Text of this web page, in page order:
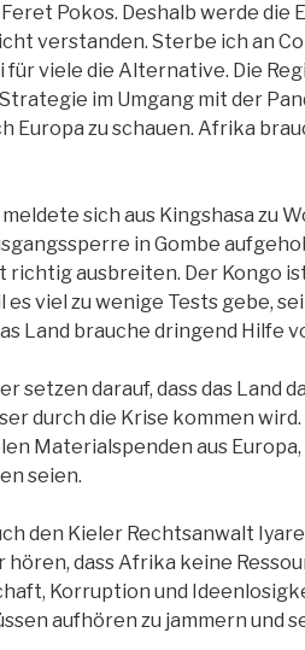
Feret Pokos. Deshalb werde
verstanden. Sterbe ich an
für viele die Alternative. Die
im Umgang mit der
Europa zu schauen. Afrika
sich aus Kingshasa zu
in Gombe
richtig ausbreiten. Der Kongo
viel zu wenige Tests gebe,
Land brauche dringend Hilfe
setzen darauf, dass das Land
durch die Krise kommen
Materialspenden aus Europa,
seien.
den Kieler Rechtsanwalt
dass Afrika keine
Korruption und
aufhören zu jammern und